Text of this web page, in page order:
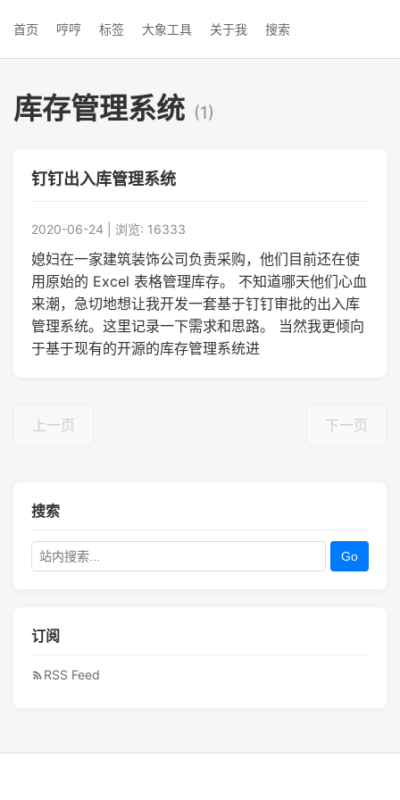
首页 哼哼 标签 大象工具 关于我 搜索
库存管理系统 (1)
钉钉出入库管理系统
2020-06-24 | 浏览: 16333
媳妇在一家建筑装饰公司负责采购，他们目前还在使
用原始的 Excel 表格管理库存。 不知道哪天他们心血
来潮，急切地想让我开发一套基于钉钉审批的出入库
管理系统。这里记录一下需求和思路。 当然我更倾向
于基于现有的开源的库存管理系统进
上一页 下一页
搜索
Go
订阅
RSS Feed